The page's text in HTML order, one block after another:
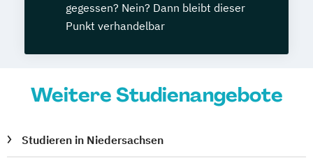
gegessen? Nein? Dann bleibt dieser
Punkt verhandelbar
Weitere Studienangebote
Studieren in Niedersachsen